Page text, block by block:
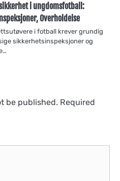
i ungdomsfotball:
Overholdelse
i fotball krever grundig
sikkerhetsinspeksjoner og
be published. Required